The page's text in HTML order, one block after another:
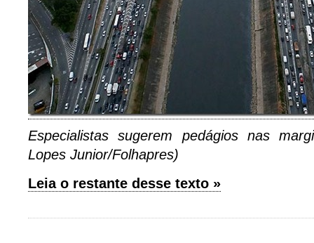
Especialistas sugerem pedágios nas
Lopes Junior/Folhapres)
Leia o restante desse texto »